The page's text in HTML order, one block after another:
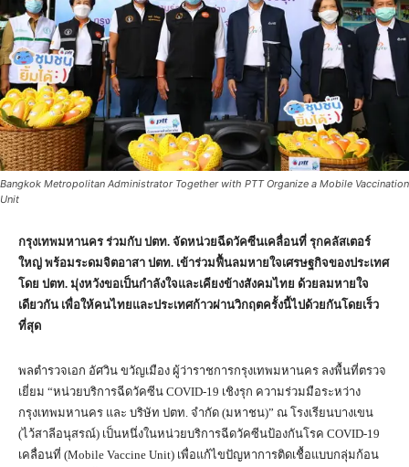
Bangkok Metropolitan Administrator Together with PTT Organize a Mobile Vaccination
Unit
กรุงเทพมหานคร ร่วมกับ ปตท. จัดหน่วยฉีดวัคซีนเคลื่อนที่ รุกคลัสเตอร์
ใหญ่ พร้อมระดมจิตอาสา ปตท. เข้าร่วมฟื้นลมหายใจเศรษฐกิจของประเทศ
โดย ปตท. มุ่งหวังขอเป็นกำลังใจและเคียงข้างสังคมไทย ด้วยลมหายใจ
เดียวกัน เพื่อให้คนไทยและประเทศก้าวผ่านวิกฤตครั้งนี้ไปด้วยกันโดยเร็ว
ที่สุด
พลตำรวจเอก อัศวิน ขวัญเมือง ผู้ว่าราชการกรุงเทพมหานคร ลงพื้นที่ตรวจ
เยี่ยม “หน่วยบริการฉีดวัคซีน COVID-19 เชิงรุก ความร่วมมือระหว่าง
กรุงเทพมหานคร และ บริษัท ปตท. จำกัด (มหาชน)” ณ โรงเรียนบางเขน
(ไว้สาลีอนุสรณ์) เป็นหนึ่งในหน่วยบริการฉีดวัคซีนป้องกันโรค COVID-19
เคลื่อนที่ (Mobile Vaccine Unit) เพื่อแก้ไขปัญหาการติดเชื้อแบบกลุ่มก้อน